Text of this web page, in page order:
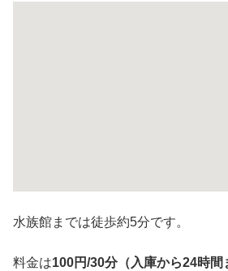
水族館までは徒歩約5分です。
料金は100円/30分（入庫から24時間